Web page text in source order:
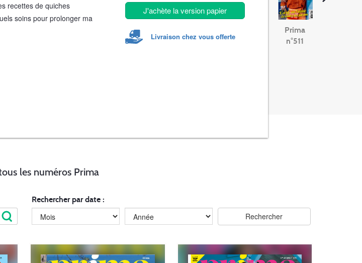
recettes de quiches
soins pour prolonger ma
J'achète la version papier
Livraison chez vous offerte
Prima
n°511
les numéros Prima
Rechercher par date :